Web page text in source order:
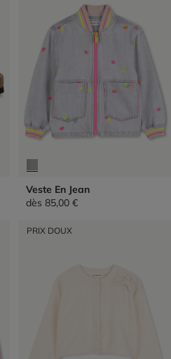
Veste En Jean
dès 85,00 €
PRIX DOUX